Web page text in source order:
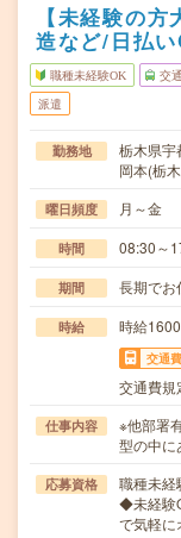
【未経験の
造など/日払
職種未経験OK 交
派遣
勤務地
栃木県宇
岡本(栃
曜日頻度 月～金
時間 08:30～
期間 長期でお
時給 時給
交通費
交通費規
仕事内容
※他部署
型の中
応募資格
職種未経
◆未経験
で気軽